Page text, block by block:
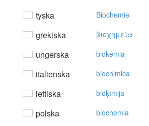
tyska Biochemie
grekiska βιoχημεία
ungerska biokémia
italienska biochimica
lettiska bioķīmija
polska biochemia